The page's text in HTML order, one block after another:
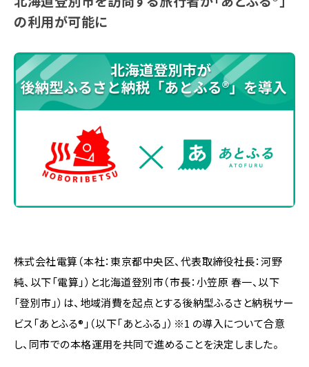
の利用が可能に
株式会社電算（本社：東京都中央区、代表取締役社長：河野
純、以下「電算」）と北海道登別市（市長：小笠原 春一、以下
「登別市」）は、地域消費を起点とする後納型ふるさと納税サー
ビス「あとふる®︎」（以下「あとふる」）※1 の導入について合意
し、同市での本格運用を共同で進めることを決定しました。